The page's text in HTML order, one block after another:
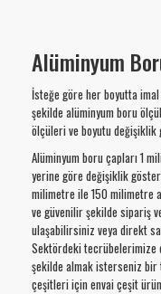
Alüminyum
İsteğe göre her boyutta
şekilde alüminyum boru
ölçüleri ve boyutu
Alüminyum boru çapları 1
yerine göre değişiklik
milimetre ile 150 milimetre
ve güvenilir şekilde sipariş
ulaşabilirsiniz veya direkt
Sektördeki tecrübelerimize
şekilde almak isterseniz bir
çeşitleri için envai çeşit